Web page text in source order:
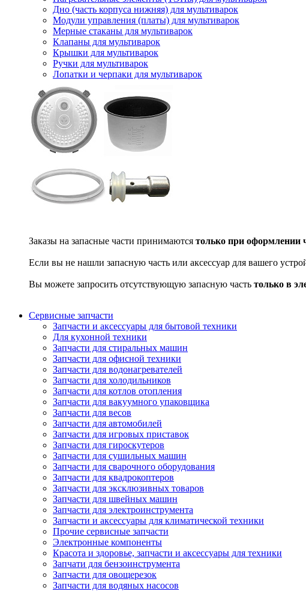
Дно (часть корпуса нижняя) для мультиварок
Модули управления (платы) для мультиварок
Мерные стаканы для мультиварок
Клапаны для мультиварок
Крышки для мультиварок
Ручки для мультиварок
Лопатки и черпаки для мультиварок
Заказы на запасные части принимаются только при оформлении
Если вы не нашли запасную часть или аксессуар для вашего
Вы можете запросить отсутствующую запасную часть только в
Сервисные запчасти
Запчасти и аксессуары для бытовой техники
Для кухонной техники
Запчасти для стиральных машин
Запчасти для офисной техники
Запчасти для водонагревателей
Запчасти для холодильников
Запчасти для котлов отопления
Запчасти для вакуумного упаковщика
Запчасти для весов
Запчасти для автомобилей
Запчасти для игровых приставок
Запчасти для гироскутеров
Запчасти для сушильных машин
Запчасти для сварочного оборудования
Запчасти для квадрокоптеров
Запчасти для эксклюзивных товаров
Запчасти для швейных машин
Запчасти для электроинструмента
Запчасти и аксессуары для климатической техники
Прочие сервисные запчасти
Электронные компоненты
Красота и здоровье, запчасти и аксессуары для техники
Запчати для бензоинструмента
Запчасти для овощерезок
Запчасти для водяных насосов